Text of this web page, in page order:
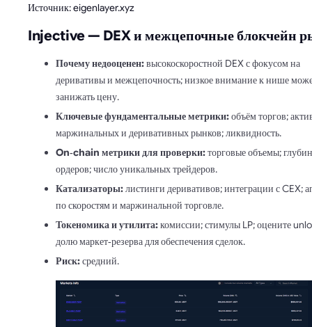
Источник: eigenlayer.xyz
Injective — DEX и межцепочные блокчейн
Почему недооценен:высокоскоростной DEX с фокусом на
деривативы и межцепочность; низкое внимание к нише
занижать цену.
Ключевые фундаментальные метрики:объём торгов;
маржинальных и деривативных рынков; ликвидность.
On‑chain метрики для проверки:торговые объемы;
ордеров; число уникальных трейдеров.
Катализаторы:листинги деривативов; интеграции с CEX;
по скоростям и маржинальной торговле.
Токеномика и утилита:комиссии; стимулы LP; оцените
долю маркет‑резерва для обеспечения сделок.
Риск:средний.